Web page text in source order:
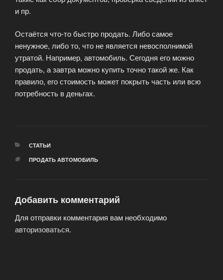
и пр.
Остаётся что-то быстро продать. Либо самое
ненужное, либо то, что не является невосполнимой
утратой. Например, автомобиль. Сегодня его можно
продать, а завтра можно купить точно такой же. Как
правило, его стоимость может покрыть часть или всю
потребность в деньгах.
РУБРИКИ
СТАТЬИ
МЕТКИ
ПРОДАТЬ АВТОМОБИЛЬ
Добавить комментарий
Для отправки комментария вам необходимо
авторизоваться.